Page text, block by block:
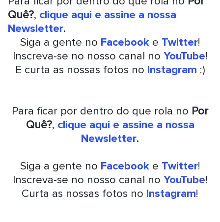
Quê?, clique aqui e assine a nossa
Newsletter.
Siga a gente no Facebooke Twitter!
Inscreva-se no nosso canal no YouTube!
E curta as nossas fotos no Instagram :)
Para ficar por dentro do que rola no Por
Quê?, clique aqui e assine a nossa
Newsletter.
Siga a gente no Facebooke Twitter!
Inscreva-se no nosso canal no YouTube!
Curta as nossas fotos no Instagram!